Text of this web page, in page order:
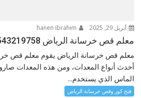
أبريل 29, 2025
معلم قص خرسانة الرياض 0543219758
معلم قص خرسانة الرياض يقوم معلم قص
أحدث أنواع المعدات، ومن هذه المعدات
الماس الذي يستخدم...
فتح كور وقص خرسانة الرياض